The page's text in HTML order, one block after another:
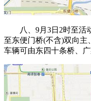
八、9月3日2时至活
至东便门桥(不含)双向主
车辆可由东四十条桥、